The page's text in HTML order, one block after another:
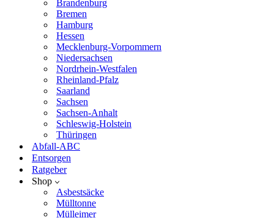
Brandenburg
Bremen
Hamburg
Hessen
Mecklenburg-Vorpommern
Niedersachsen
Nordrhein-Westfalen
Rheinland-Pfalz
Saarland
Sachsen
Sachsen-Anhalt
Schleswig-Holstein
Thüringen
Abfall-ABC
Entsorgen
Ratgeber
Shop
Asbestsäcke
Mülltonne
Mülleimer